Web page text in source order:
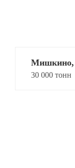
Мишкино,
30 000 тонн